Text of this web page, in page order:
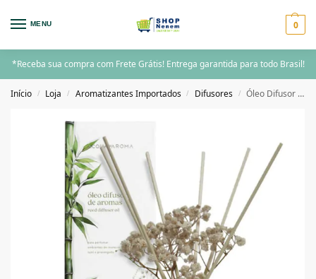
MENU 0
*Receba sua compra com Frete Grátis! Entrega garantida para todo Brasil!
Início / Loja / Aromatizantes Importados / Difusores / Óleo Difusor de Aromas Acqua Aroma Dia a Dia 120ml Bambu Chinês